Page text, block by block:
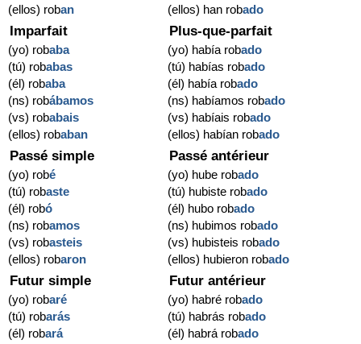
(ellos) roban
(ellos) han robado
Imparfait
(yo) robaba
(tú) robabas
(él) robaba
(ns) robábamos
(vs) robabais
(ellos) robaban
Plus-que-parfait
(yo) había robado
(tú) habías robado
(él) había robado
(ns) habíamos robado
(vs) habíais robado
(ellos) habían robado
Passé simple
(yo) robé
(tú) robaste
(él) robó
(ns) robamos
(vs) robasteis
(ellos) robaron
Passé antérieur
(yo) hube robado
(tú) hubiste robado
(él) hubo robado
(ns) hubimos robado
(vs) hubisteis robado
(ellos) hubieron robado
Futur simple
(yo) robaré
(tú) robarás
(él) robará
Futur antérieur
(yo) habré robado
(tú) habrás robado
(él) habrá robado